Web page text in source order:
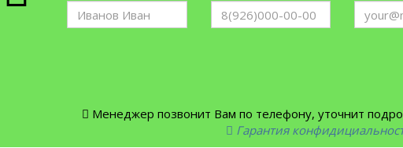
Менеджер позвонит Вам по телефону, уточнит
Гарантия